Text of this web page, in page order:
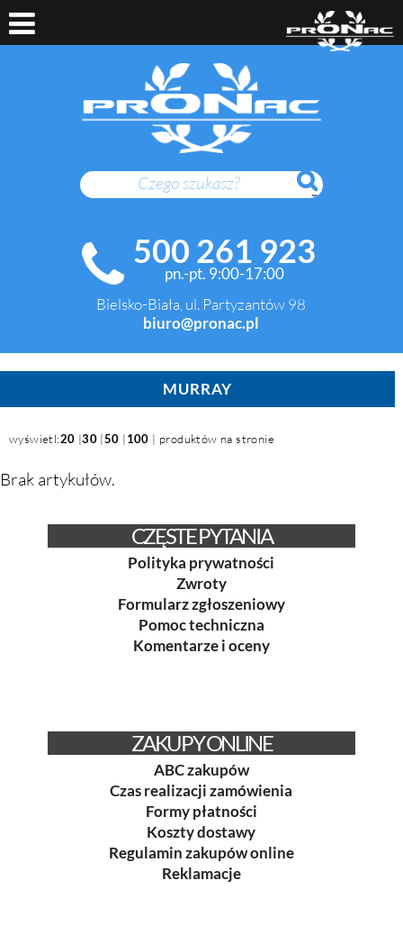
SZUKAJ
500 261 923
pn.-pt. 9:00-17:00
Bielsko-Biała, ul. Partyzantów 98
biuro@pronac.pl
MURRAY
wyświetl:20 |30 |50 |100 | produktów na stronie
Brak artykułów.
CZĘSTE PYTANIA
Polityka prywatności
Zwroty
Formularz zgłoszeniowy
Pomoc techniczna
Komentarze i oceny
ZAKUPY ONLINE
ABC zakupów
Czas realizacji zamówienia
Formy płatności
Koszty dostawy
Regulamin zakupów online
Reklamacje